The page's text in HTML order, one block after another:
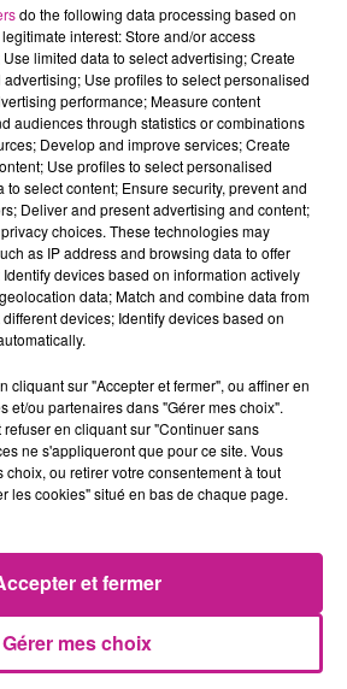
étaient la raison de son refus.
Voir plus
22h05
22h05
ORIA
Soiree Mondaine
22h03
22h03
MAUVAIS DJO
Pile (gospel)
21h47
21h47 21h43
21h43
do the following data processing based on
interest: Store and/or access
limited data to select advertising; Create
Use profiles to select personalised
performance; Measure content
audiences through statistics or combinations
Develop and improve services; Create
Use profiles to select personalised
to select content; Ensure security, prevent and
Deliver and present advertising and content;
choices. These technologies may
as IP address and browsing data to offer
devices based on information actively
data; Match and combine data from
devices; Identify devices based on
cliquant sur "Accepter et fermer", ou affiner en
et/ou partenaires dans "Gérer mes choix".
en cliquant sur "Continuer sans
ne s'appliqueront que pour ce site. Vous
choix, ou retirer votre consentement à tout
les cookies" situé en bas de chaque page.
Gérer mes choix
et fermer